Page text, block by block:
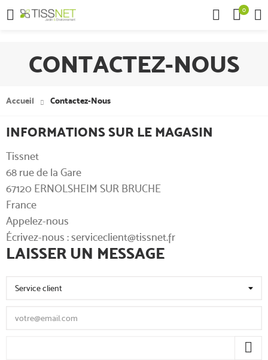
 0
CONTACTEZ-NOUS
Accueil Contactez-Nous
LAISSER UN MESSAGE
INFORMATIONS SUR LE MAGASIN
Tissnet
68 rue de la Gare
67120 ERNOLSHEIM SUR BRUCHE
France
Appelez-nous
Écrivez-nous :serviceclient@tissnet.fr